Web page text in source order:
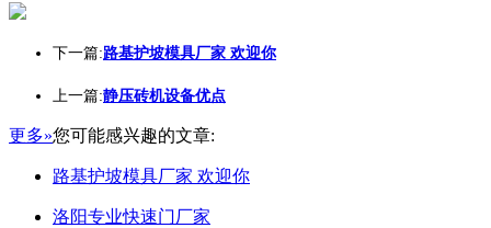
下一篇:路基护坡模具厂家 欢迎你
上一篇:静压砖机设备优点
更多»您可能感兴趣的文章:
路基护坡模具厂家 欢迎你
洛阳专业快速门厂家